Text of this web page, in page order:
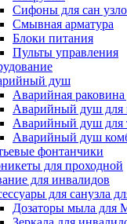
Сифоны для сан
Смывная арматура
Блоки питания
Пульты управления
душ
Аварийная раковина
Аварийный душ для
Аварийный душ для
Аварийный душ
фонтанчики
для проходной
для инвалидов
для санузла
Дозаторы мыла для